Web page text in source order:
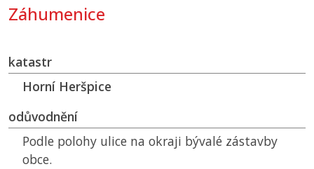
Záhumenice
katastr
Horní Heršpice
odůvodnění
Podle polohy ulice na okraji bývalé zástavby
obce.